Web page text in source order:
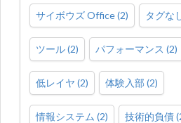
サイボウズ Office(2) タグな
ツール(2) パフォーマンス (2)
低レイヤ (2) 体験入部 (2)
情報システム (2) 技術的負債(